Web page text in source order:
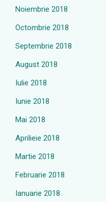
Noiembrie 2018
Octombrie 2018
Septembrie 2018
August 2018
Iulie 2018
Iunie 2018
Mai 2018
Aprilieie 2018
Martie 2018
Februarie 2018
Ianuarie 2018